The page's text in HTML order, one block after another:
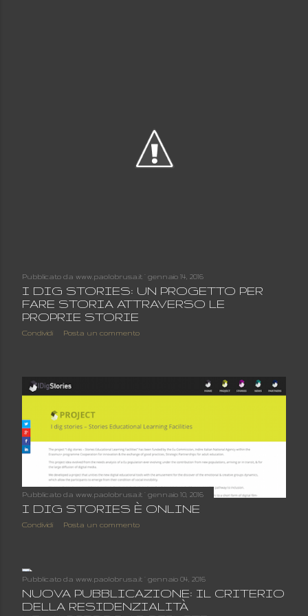
Pubblicato da www.paolobrusa.it gennaio 14, 2016
I DIG STORIES: UN PROGETTO PER
FARE STORIA ATTRAVERSO LE
PROPRIE STORIE
Condividi Posta un commento
Pubblicato da www.paolobrusa.it gennaio 10, 2016
I DIG STORIES È ONLINE
Condividi Posta un commento
Pubblicato da www.paolobrusa.it gennaio 04, 2016
NUOVA PUBBLICAZIONE: IL CRITERIO
DELLA RESIDENZIALITÀ